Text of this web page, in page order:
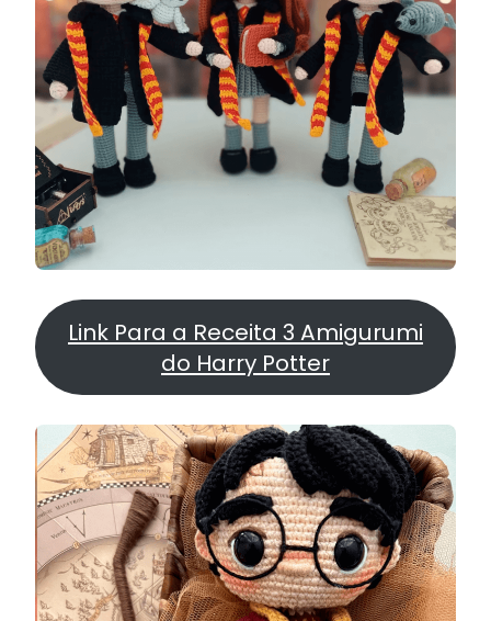
Link Para a Receita 3 Amigurumi
do Harry Potter